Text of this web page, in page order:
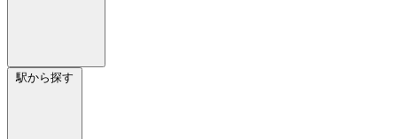
駅から探す